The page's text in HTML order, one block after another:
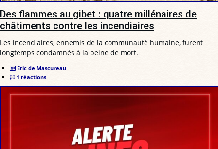
Des flammes au gibet : quatre millénaires de
châtiments contre les incendiaires
Les incendiaires, ennemis de la communauté humaine, furent
longtemps condamnés à la peine de mort.
Eric de Mascureau
1 réactions